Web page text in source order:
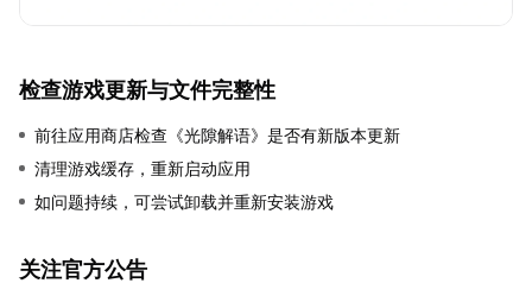
检查游戏更新与文件完整性
前往应用商店检查《光隙解语》是否有新版本更新
清理游戏缓存，重新启动应用
如问题持续，可尝试卸载并重新安装游戏
关注官方公告